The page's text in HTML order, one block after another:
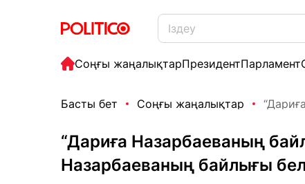
Соңғы жаңалықтарПрезидентПарламент
Басты бет Соңғы жаңалықтар
“Дариға Назарбаеваның
Назарбаеваның байлығы